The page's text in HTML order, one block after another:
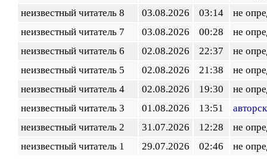
неизвестный читатель 8
03.08.2026 03:14
не
неизвестный читатель 7
03.08.2026 00:28
не
неизвестный читатель 6
02.08.2026 22:37
не
неизвестный читатель 5
02.08.2026 21:38
не
неизвестный читатель 4
02.08.2026 19:30
не
неизвестный читатель 3
01.08.2026 13:51
неизвестный читатель 2
31.07.2026 12:28
не
неизвестный читатель 1
29.07.2026 02:46 не